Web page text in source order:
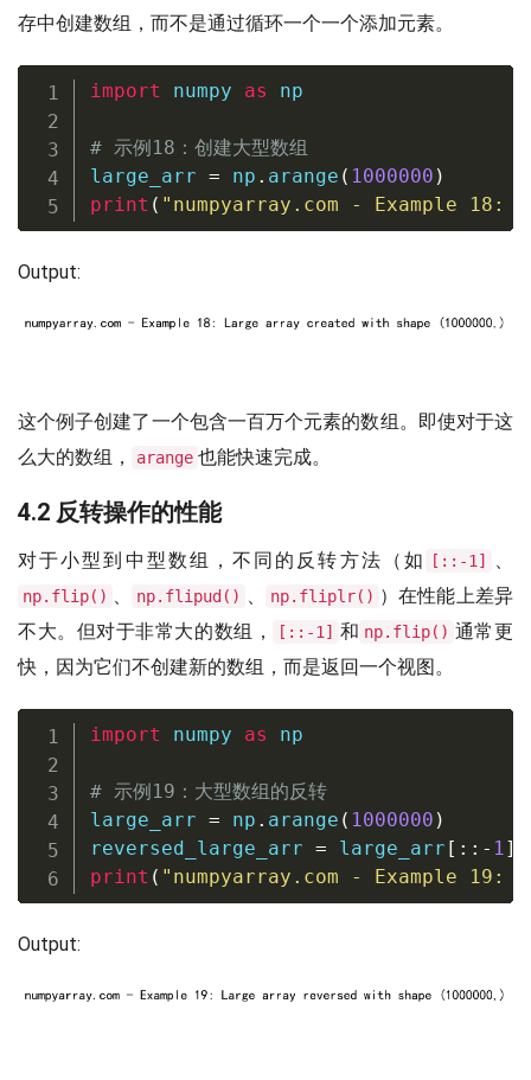
存中创建数组，而不是通过循环一个一个添加元素。
import numpy as np
# 示例18：创建大型数组
large_arr = np . arange ( 1000000 )
print ( "numpyarray.com - Example
Output:
这个例子创建了一个包含一百万个元素的数组。即使对于这
么大的数组，
arange 也能快速完成。
4.2 反转操作的性能
对于小型到中型数组，不同的反转方法（如 [::-1] 、
np.flip() 、 np.flipud() 、 np.fliplr() ）在性能上差异
不大。但对于非常大的数组，
[::-1] 和 np.flip() 通常更
快，因为它们不创建新的数组，而是返回一个视图。
import numpy as np
# 示例19：大型数组的反转
large_arr = np . arange ( 1000000 )
reversed_large_arr = large_arr [ : : - 1]
print ( "numpyarray.com - Example
Output: